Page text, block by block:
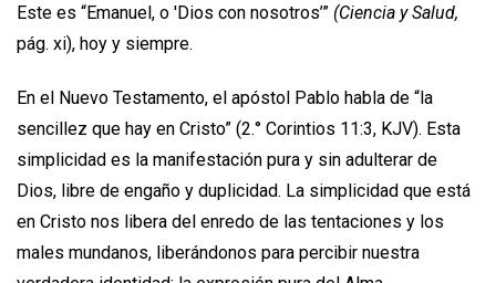
Este es “Emanuel, o 'Dios con nosotros’” (Ciencia y Salud,
pág. xi), hoy y siempre.
En el Nuevo Testamento, el apóstol Pablo habla de “la
sencillez que hay en Cristo” (2.° Corintios 11:3, KJV). Esta
simplicidad es la manifestación pura y sin adulterar de
Dios, libre de engaño y duplicidad. La simplicidad que está
en Cristo nos libera del enredo de las tentaciones y los
males mundanos, liberándonos para percibir nuestra